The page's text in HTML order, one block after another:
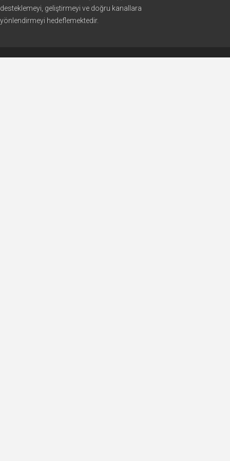
desteklemeyi, geliştirmeyi ve doğru kanallara
yönlendirmeyi hedeflemektedir.